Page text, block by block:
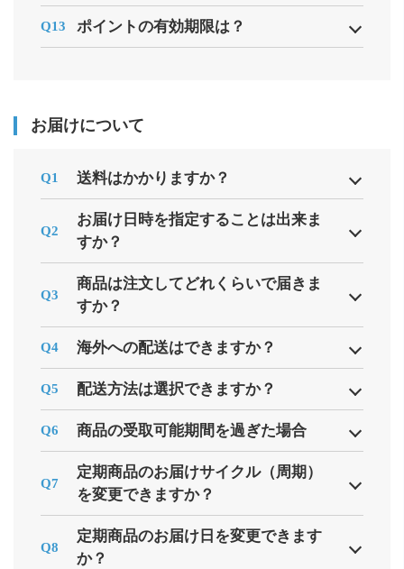
Q13 ポイントの有効期限は？
お届けについて
Q1 送料はかかりますか？
Q2
お届け日時を指定することは出来ま
すか？
Q3
商品は注文してどれくらいで届きま
すか？
Q4 海外への配送はできますか？
Q5 配送方法は選択できますか？
Q6 商品の受取可能期間を過ぎた場合
Q7
定期商品のお届けサイクル（周期）
を変更できますか？
Q8
定期商品のお届け日を変更できます
か？